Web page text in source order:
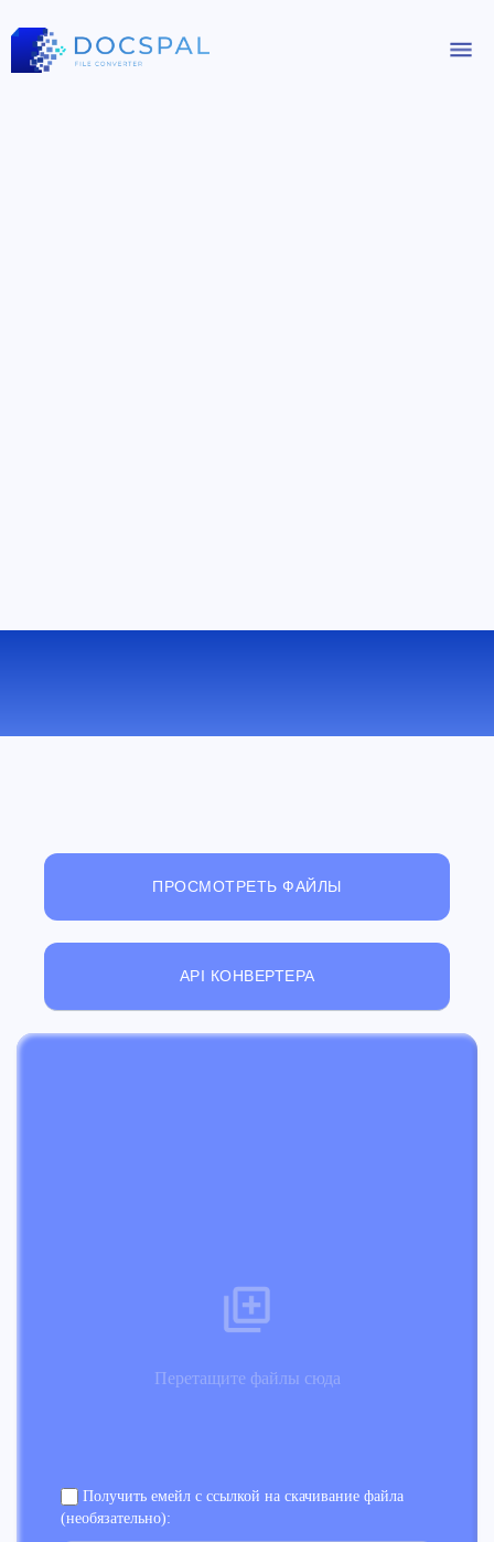
ПРОСМОТРЕТЬ ФАЙЛЫ
API КОНВЕРТЕРА
Перетащите файлы сюда
Получить емейл с ссылкой на скачивание файла
(необязательно):